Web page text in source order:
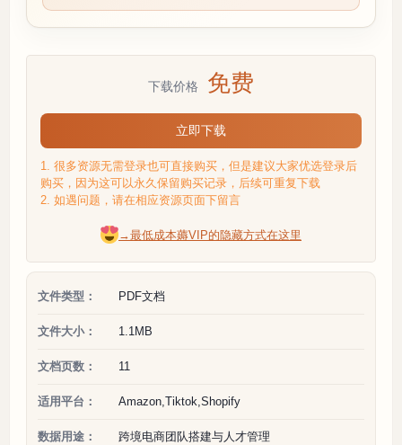
下载价格 免费
立即下载
1. 很多资源无需登录也可直接购买，但是建议大家优选登录后
购买，因为这可以永久保留购买记录，后续可重复下载
2. 如遇问题，请在相应资源页面下留言
→最低成本薅VIP的隐藏方式在这里
文件类型： PDF文档
文件大小： 1.1MB
文档页数： 11
适用平台： Amazon,Tiktok,Shopify
数据用途： 跨境电商团队搭建与人才管理